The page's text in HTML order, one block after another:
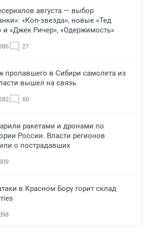
августа — выбор
«Коп-звезда», новые «Тед
и «Джек Ричер», «Одержимость»
27
пропавшего в Сибири самолета из
вышел на связь
60
ракетами и дронами по
России. Власти регионов
о пострадавших
в Красном Бору горит склад